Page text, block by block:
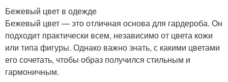
Бежевый цвет в одежде
Бежевый цвет — это отличная основа для гардероба. Он
подходит практически всем, независимо от цвета кожи
или типа фигуры. Однако важно знать, с какими цветами
его сочетать, чтобы образ получился стильным и
гармоничным.